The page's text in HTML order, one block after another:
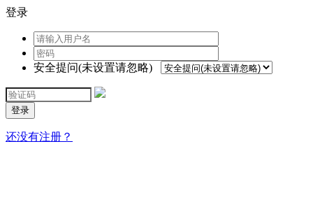
登录
安全提问(未设置请忽略)
登录
还没有注册？